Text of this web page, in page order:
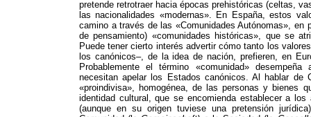
pretende retrotraer hacia épocas prehistóricas (celtas,
las nacionalidades «modernas». En España, estos
camino a través de las «Comunidades Autónomas»,
de pensamiento) «comunidades históricas», que se
Puede tener cierto interés advertir cómo tanto los
los canónicos–, de la idea de nación, prefieren, en
Probablemente el término «comunidad»
necesitan apelar los Estados canónicos. Al hablar de
«proindivisa», homogénea, de las personas y bienes
identidad cultural, que se encomienda establecer a
(aunque en su origen tuviese una pretensión